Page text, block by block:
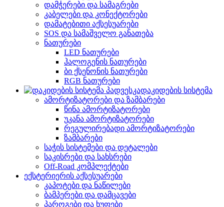
დამჭერები და სამაგრები
კაბელები და კონექტორები
დამატებითი აქსესუარები
SOS და სამაშველო განათება
ნათურები
LED ნათურები
ჰალოგენის ნათურები
ბი ქსენონის ნათურები
RGB ნათურები
დაკიდების სისტემა
ამორტიზატორები და ზამბარები
წინა ამორტიზატორები
უკანა ამორტიზატორები
რეგულირებადი ამორტიზატორები
ზამბარები
საჭის სისტემები და დეტალები
საკისრები და სახსრები
Off-Road კომპლექტები
ექსტერიერის აქსესუარები
კაპოტები და ნაწილები
ბამპერები და დამცავები
პაროგები და ხუფები